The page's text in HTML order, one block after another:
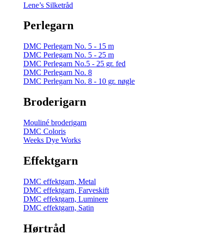
Lene’s Silketråd
Perlegarn
DMC Perlegarn No. 5 - 15 m
DMC Perlegarn No. 5 - 25 m
DMC Perlegarn No.5 - 25 gr. fed
DMC Perlegarn No. 8
DMC Perlegarn No. 8 - 10 gr. nøgle
Broderigarn
Mouliné broderigarn
DMC Coloris
Weeks Dye Works
Effektgarn
DMC effektgarn, Metal
DMC effektgarn, Farveskift
DMC effektgarn, Luminere
DMC effektgarn, Satin
Hørtråd